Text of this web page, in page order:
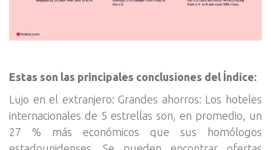
Estas son las principales conclusiones del Índice:
Lujo en el extranjero: Grandes ahorros: Los hoteles
internacionales de 5 estrellas son, en promedio, un
27 % más económicos que sus homólogos